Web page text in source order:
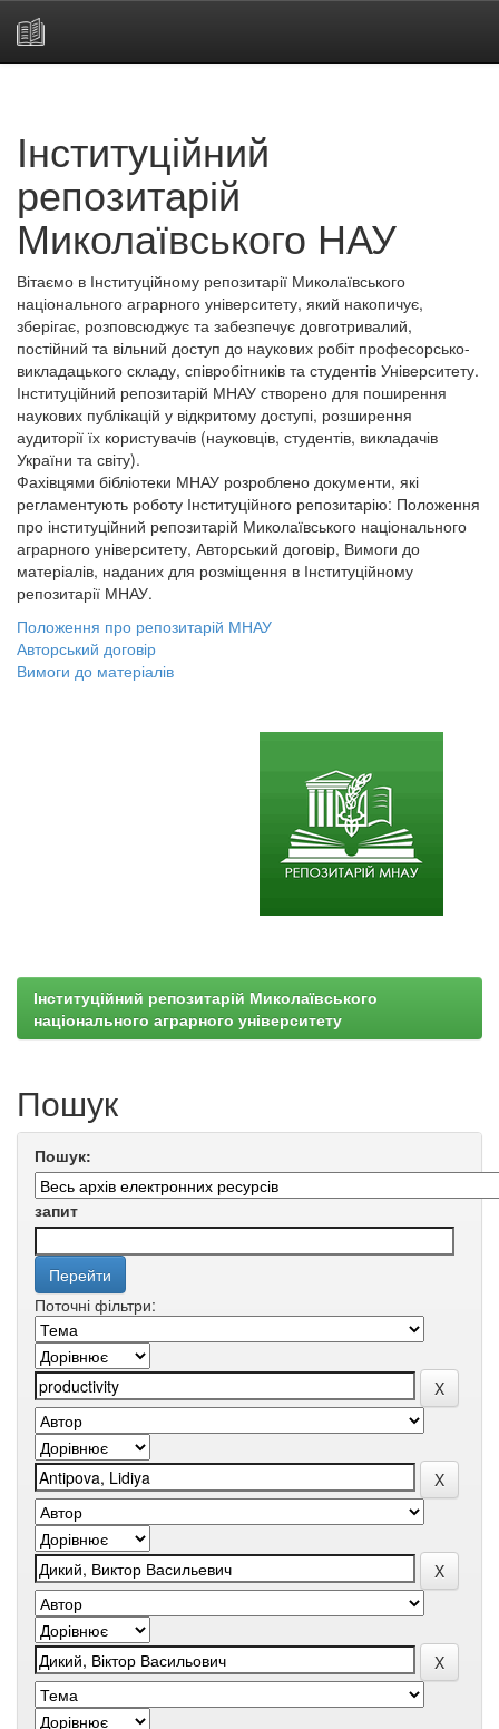
Інституційний
репозитарій
Миколаївського НАУ
Вітаємо в Інституційному репозитарії Миколаївського
національного аграрного університету, який накопичує,
зберігає, розповсюджує та забезпечує довготривалий,
постійний та вільний доступ до наукових робіт професорсько-
викладацького складу, співробітників та студентів Університету.
Інституційний репозитарій МНАУ створено для поширення
наукових публікацій у відкритому доступі, розширення
аудиторії їх користувачів (науковців, студентів, викладачів
України та світу).
Фахівцями бібліотеки МНАУ розроблено документи, які
регламентують роботу Інституційного репозитарію: Положення
про інституційний репозитарій Миколаївського національного
аграрного університету, Авторський договір, Вимоги до
матеріалів, наданих для розміщення в Інституційному
репозитарії МНАУ.
Положення про репозитарій МНАУ
Авторський договір
Вимоги до матеріалів
Інституційний репозитарій Миколаївського
національного аграрного університету
Пошук
Пошук:
запит
Поточні фільтри: